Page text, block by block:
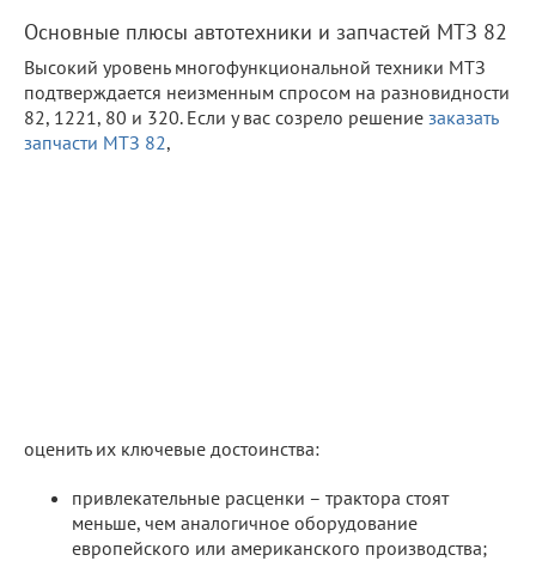
Основные плюсы автотехники и запчастей МТЗ 82
Высокий уровень многофункциональной техники МТЗ
подтверждается неизменным спросом на разновидности
82, 1221, 80 и 320. Если у вас созрело решение заказать
запчасти МТЗ 82,
оценить их ключевые достоинства:
привлекательные расценки – трактора стоят
меньше, чем аналогичное оборудование
европейского или американского производства;